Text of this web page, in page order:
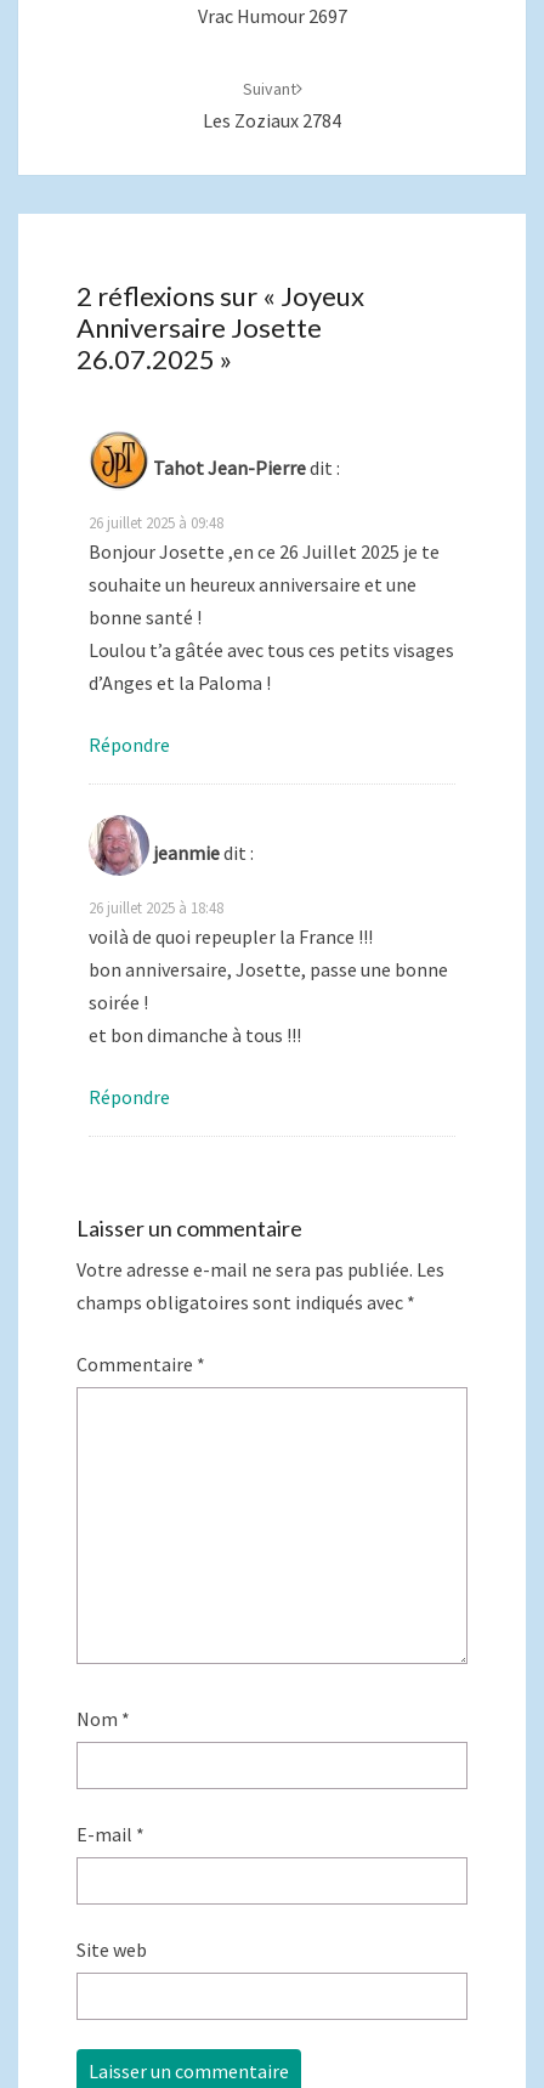
Vrac Humour 2697
Suivant
Les Zoziaux 2784
2 réflexions sur « Joyeux
Anniversaire Josette
26.07.2025 »
Tahot Jean-Pierredit :
26 juillet 2025 à 09:48
Bonjour Josette ,en ce 26 Juillet 2025 je te
souhaite un heureux anniversaire et une
bonne santé !
Loulou t’a gâtée avec tous ces petits visages
d’Anges et la Paloma !
Répondre
jeanmiedit :
26 juillet 2025 à 18:48
voilà de quoi repeupler la France !!!
bon anniversaire, Josette, passe une bonne
soirée !
et bon dimanche à tous !!!
Répondre
Laisser un commentaire
Votre adresse e-mail ne sera pas publiée. Les
champs obligatoires sont indiqués avec *
Commentaire *
Nom *
E-mail *
Site web